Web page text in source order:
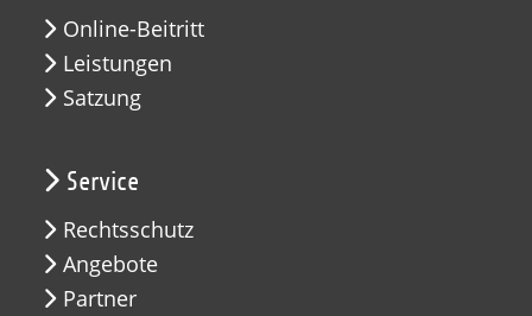
Online-Beitritt
Leistungen
Satzung
Service
Rechtsschutz
Angebote
Partner